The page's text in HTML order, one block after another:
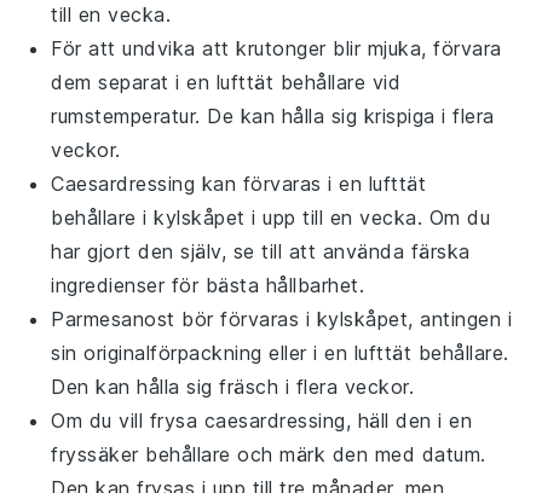
till en vecka.
För att undvika attkrutonger blir mjuka, förvara
dem separat i en lufttät behållare vid
rumstemperatur. De kan hålla sig krispiga i flera
veckor.
Caesardressing kan förvaras i en lufttät
behållare i kylskåpet i upp till en vecka. Om du
har gjort den själv, se till att använda färska
ingredienser för bästa hållbarhet.
Parmesanost bör förvaras i kylskåpet, antingen i
sin originalförpackning eller i en lufttät behållare.
Den kan hålla sig fräsch i flera veckor.
Om du vill frysa caesardressing, häll den i en
fryssäker behållare och märk den med datum.
Den kan frysas i upp till tre månader, men